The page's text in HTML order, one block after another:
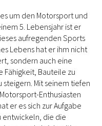
um den Motorsport und
5. Lebensjahr ist er
aufregenden Sports
Lebens hat er ihm nicht
sondern auch eine
Bauteile zu
Mit seinem tiefen
Enthusiasten
er es sich zur Aufgabe
die die